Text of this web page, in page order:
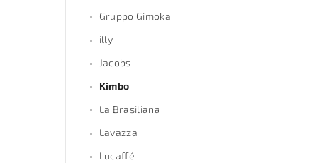
Gruppo Gimoka
illy
Jacobs
Kimbo
La Brasiliana
Lavazza
Lucaffé